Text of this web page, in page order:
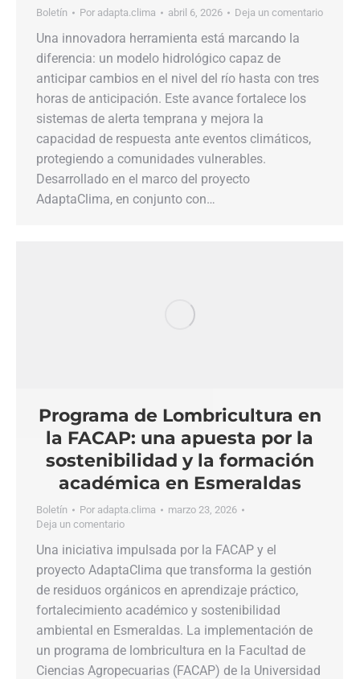
Boletín Por adapta.clima abril 6, 2026 Deja un comentario
Una innovadora herramienta está marcando la
diferencia: un modelo hidrológico capaz de
anticipar cambios en el nivel del río hasta con tres
horas de anticipación. Este avance fortalece los
sistemas de alerta temprana y mejora la
capacidad de respuesta ante eventos climáticos,
protegiendo a comunidades vulnerables.
Desarrollado en el marco del proyecto
AdaptaClima, en conjunto con…
Programa de Lombricultura en
la FACAP: una apuesta por la
sostenibilidad y la formación
académica en Esmeraldas
Boletín Por adapta.clima
marzo 23, 2026
Deja un comentario
Una iniciativa impulsada por la FACAP y el
proyecto AdaptaClima que transforma la gestión
de residuos orgánicos en aprendizaje práctico,
fortalecimiento académico y sostenibilidad
ambiental en Esmeraldas. La implementación de
un programa de lombricultura en la Facultad de
Ciencias Agropecuarias (FACAP) de la Universidad